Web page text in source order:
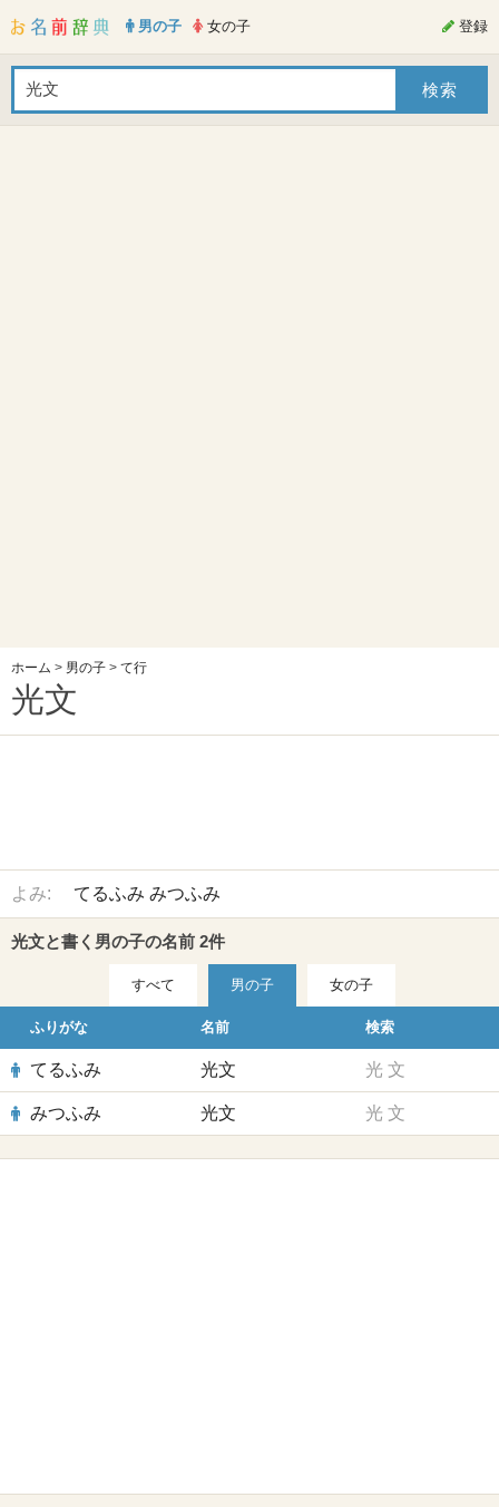
男の子 女の子 登録
ホーム > 男の子 > て行
光文
よみ: てるふみ みつふみ
光文と書く男の子の名前 2件
すべて 男の子 女の子
ふりがな 名前 検索
てるふみ 光文 光 文
みつふみ 光文 光 文